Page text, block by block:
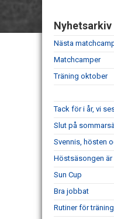
Nyhetsarkiv
Nästa
Matchcamper
Träning oktober
Tack för i år, vi
Slut på
Svennis, hösten
Höstsäsongen är
Sun Cup
Bra jobbat
Rutiner för